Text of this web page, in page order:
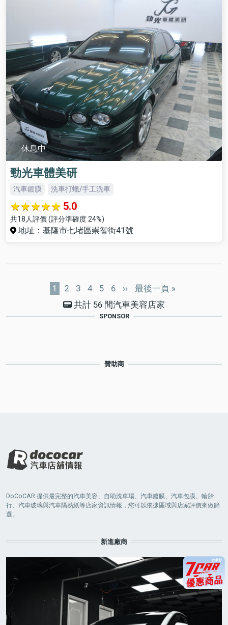
休息中
勁光車體美研
汽車鍍膜 洗車打蠟/手工洗車
5.0
共18人評價 (評分準確度 24%)
地址：基隆市七堵區崇智街41號
目
頁
1 Page
2 Page
3 Page
4 Page
5 Page
6
下
一
頁
››
Last
page
最後一頁 »
共計 56 間汽車美容店家
SPONSOR
贊助商
DoCoCAR 提供最完整的汽車美容、自助洗車場、汽車鍍膜、汽車包膜、輪胎
行、汽車玻璃與汽車隔熱紙等店家資訊情報，您可以依據區域與店家評價來做篩
選。
新進廠商